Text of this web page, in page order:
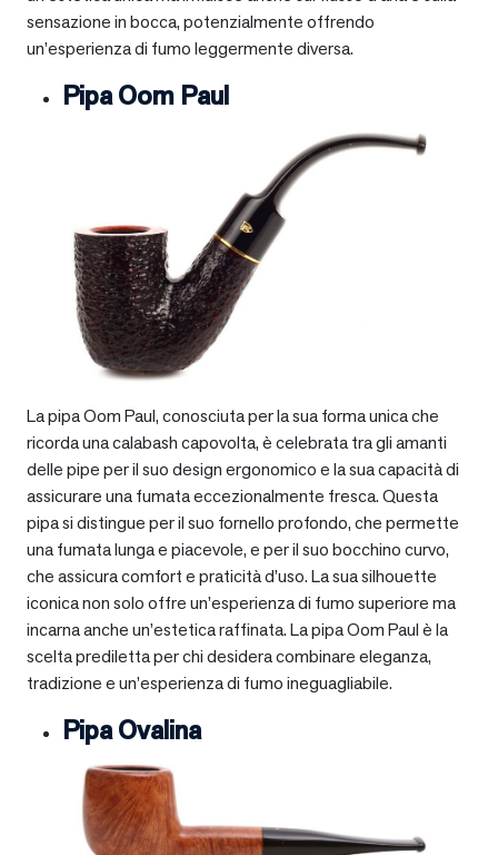
sensazione in bocca, potenzialmente offrendo
un’esperienza di fumo leggermente diversa.
Pipa Oom Paul
La pipa Oom Paul, conosciuta per la sua forma unica che
ricorda una calabash capovolta, è celebrata tra gli amanti
delle pipe per il suo design ergonomico e la sua capacità di
assicurare una fumata eccezionalmente fresca. Questa
pipa si distingue per il suo fornello profondo, che permette
una fumata lunga e piacevole, e per il suo bocchino curvo,
che assicura comfort e praticità d’uso. La sua silhouette
iconica non solo offre un’esperienza di fumo superiore ma
incarna anche un’estetica raffinata. La pipa Oom Paul è la
scelta prediletta per chi desidera combinare eleganza,
tradizione e un’esperienza di fumo ineguagliabile.
Pipa Ovalina